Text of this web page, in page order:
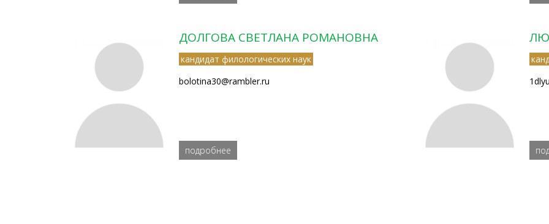
ДОЛГОВА СВЕТЛАНА РОМАНОВНА
кандидат филологических наук
bolotina30@rambler.ru
подробнее